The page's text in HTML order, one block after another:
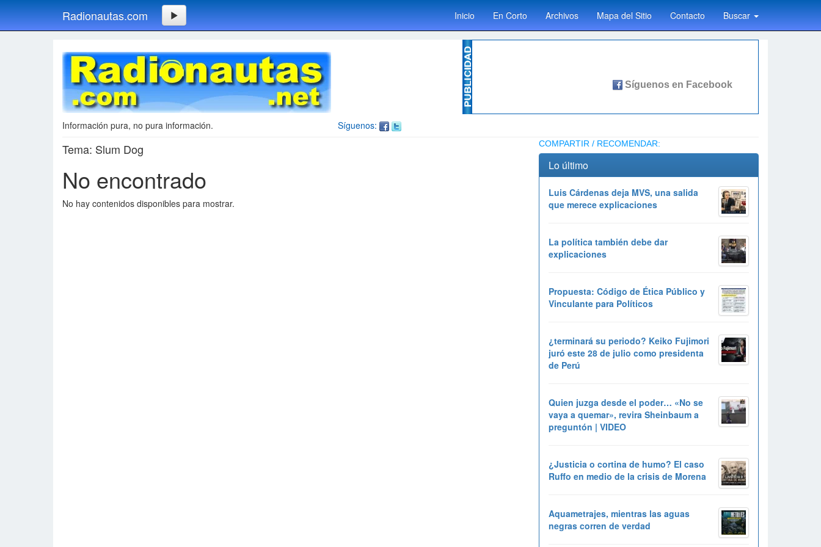
Radionautas.com Inicio En Corto Archivos Mapa del Sitio Contacto Buscar
Síguenos:
Información pura, no pura información.
Tema: Slum Dog
No encontrado
No hay contenidos disponibles para mostrar.
COMPARTIR / RECOMENDAR:
Lo último
Luis Cárdenas deja MVS, una salida
que merece explicaciones
La política también debe dar
explicaciones
Propuesta: Código de Ética Público y
Vinculante para Políticos
¿terminará su periodo? Keiko Fujimori
juró este 28 de julio como presidenta
de Perú
Quien juzga desde el poder… «No se
vaya a quemar», revira Sheinbaum a
preguntón | VIDEO
¿Justicia o cortina de humo? El caso
Ruffo en medio de la crisis de Morena
Aquametrajes, mientras las aguas
negras corren de verdad